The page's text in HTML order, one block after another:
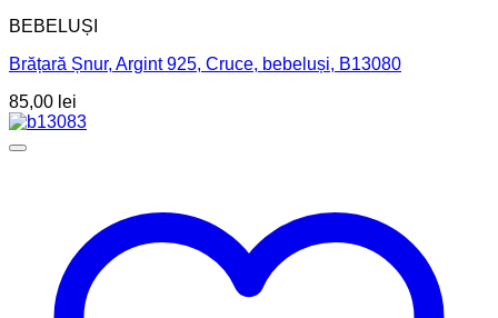
BEBELUȘI
Brățară Șnur, Argint 925, Cruce, bebeluși, B13080
85,00 lei